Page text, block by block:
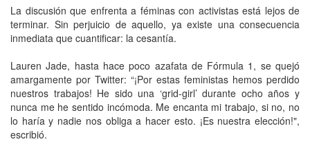
La discusión que enfrenta a féminas con activistas está lejos de
terminar. Sin perjuicio de aquello, ya existe una consecuencia
inmediata que cuantificar: la cesantía.
Lauren Jade, hasta hace poco azafata de Fórmula 1, se quejó
amargamente por Twitter: “¡Por estas feministas hemos perdido
nuestros trabajos! He sido una ‘grid-girl’ durante ocho años y
nunca me he sentido incómoda. Me encanta mi trabajo, si no, no
lo haría y nadie nos obliga a hacer esto. ¡Es nuestra elección!",
escribió.